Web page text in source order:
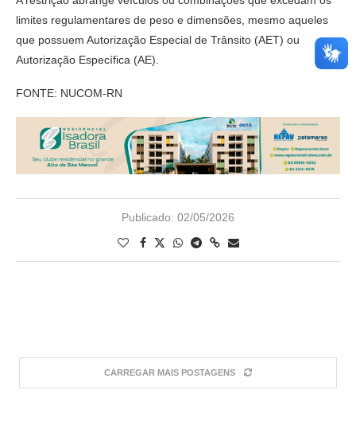
limites regulamentares de peso e dimensões, mesmo aqueles
que possuem Autorização Especial de Trânsito (AET) ou
Autorização Específica (AE).
FONTE: NUCOM-RN
Publicado: 02/05/2026
CARREGAR MAIS POSTAGENS